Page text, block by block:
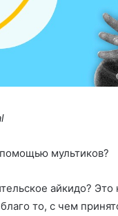
мультиков?
айкидо?
то, с чем
начинаются
сложности.